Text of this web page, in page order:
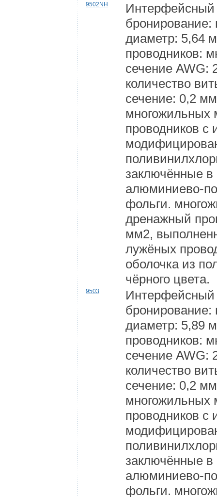
9502NH
Интерфейсный
диаметр: 5,64
проводников:
сечение AWG:
количество
сечение: 0,2
многожильных
проводников с
заключённые
алюминиево-
фольги.
дренажный
мм2,
лужёных
оболочка из
чёрного цвета.
9503
Интерфейсный
диаметр: 5,89
проводников:
сечение AWG:
количество
сечение: 0,2
многожильных
проводников с
заключённые
алюминиево-
фольги.